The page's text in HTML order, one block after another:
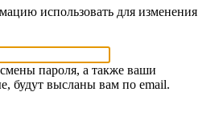
использовать для изменения
пароля, а также ваши
будут высланы вам по email.